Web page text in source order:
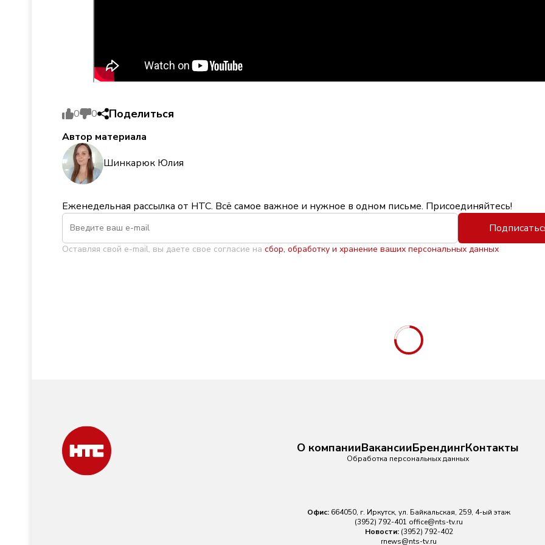
0 0 Поделиться
Автор материала
Шинкарюк Юлия
Еженедельная рассылка от НТС. Всё самое важное и нужное в одном письме. Присоединяйтесь!
Оставляя свой e-mail, вы даете свое согласие на сбор, обработку и хранение ваших персональных данных
О компанииВакансииБрендингКонтакты
Обработка персональных данных
Офис: 664050, г. Иркутск, ул. Байкальская, 259, 4-ый этаж
(3952) 792-401 office@nts-tv.ru
Новости: (3952) 792-402
rnews@nts-tv.ru